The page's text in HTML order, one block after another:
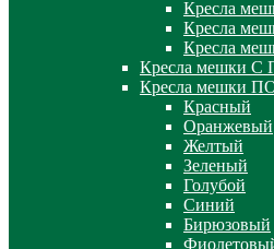
Кресла
Кресла
Кресла
Кресла мешки
Кресла мешки
Красный
Оранжевый
Желтый
Зеленый
Голубой
Синий
Бирюзовый